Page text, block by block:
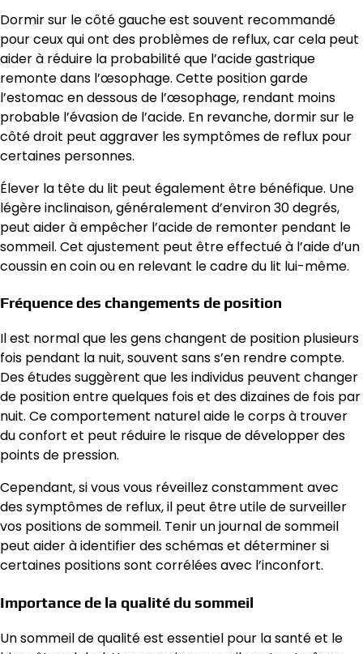
Dormir sur le côté gauche est souvent recommandé
pour ceux qui ont des problèmes de reflux, car cela peut
aider à réduire la probabilité que l’acide gastrique
remonte dans l’œsophage. Cette position garde
l’estomac en dessous de l’œsophage, rendant moins
probable l’évasion de l’acide. En revanche, dormir sur le
côté droit peut aggraver les symptômes de reflux pour
certaines personnes.
Élever la tête du lit peut également être bénéfique. Une
légère inclinaison, généralement d’environ 30 degrés,
peut aider à empêcher l’acide de remonter pendant le
sommeil. Cet ajustement peut être effectué à l’aide d’un
coussin en coin ou en relevant le cadre du lit lui-même.
Fréquence des changements de position
Il est normal que les gens changent de position plusieurs
fois pendant la nuit, souvent sans s’en rendre compte.
Des études suggèrent que les individus peuvent changer
de position entre quelques fois et des dizaines de fois par
nuit. Ce comportement naturel aide le corps à trouver
du confort et peut réduire le risque de développer des
points de pression.
Cependant, si vous vous réveillez constamment avec
des symptômes de reflux, il peut être utile de surveiller
vos positions de sommeil. Tenir un journal de sommeil
peut aider à identifier des schémas et déterminer si
certaines positions sont corrélées avec l’inconfort.
Importance de la qualité du sommeil
Un sommeil de qualité est essentiel pour la santé et le